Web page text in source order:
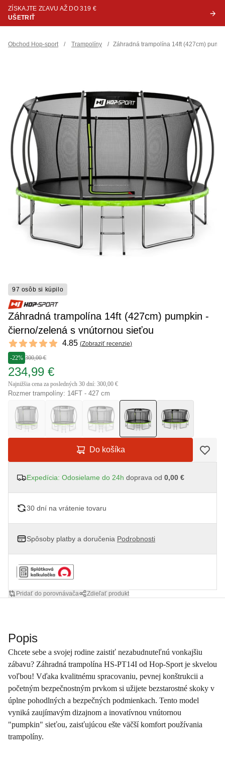
ZÍSKAJTE ZĽAVU AŽ DO 319 €
UŠETRIŤ
Obchod Hop-sport / Trampolíny / Záhradná trampolína 14ft (427cm)
97 osôb si kúpilo
Záhradná trampolína 14ft (427cm) pumpkin -
čierno/zelená s vnútornou sieťou
Reviews
4.85 out of 5 stars 4.85 (Zobraziť recenzie)
-22% 300,00 €
234,99 €
Najnižšia cena za posledných 30 dní: 300,00 €
Rozmer trampolíny: 14FT - 427 cm
Do košíka
Expedícia: Odosielame do 24h doprava od 0,00 €
30 dní na vrátenie tovaru
Spôsoby platby a doručenia Podrobnosti
Pridať do porovnávača Zdieľať produkt
Popis
Chcete sebe a svojej rodine zaistiť nezabudnuteľnú vonkajšiu
zábavu? Záhradná trampolína HS-PT14I od Hop-Sport je skvelou
voľbou! Vďaka kvalitnému spracovaniu, pevnej konštrukcii a
početným bezpečnostným prvkom si užijete bezstarostné skoky v
úplne pohodlných a bezpečných podmienkach. Tento model
vyniká zaujímavým dizajnom a inovatívnou vnútornou
"pumpkin" sieťou, zaisťujúcou ešte väčší komfort používania
trampolíny.